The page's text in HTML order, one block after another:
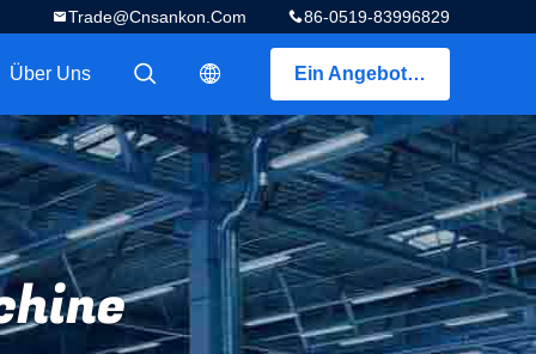
86-0519-83996829
Trade@cnsankon.com
Ein Angebot bekommen
描述
描述
Über Uns